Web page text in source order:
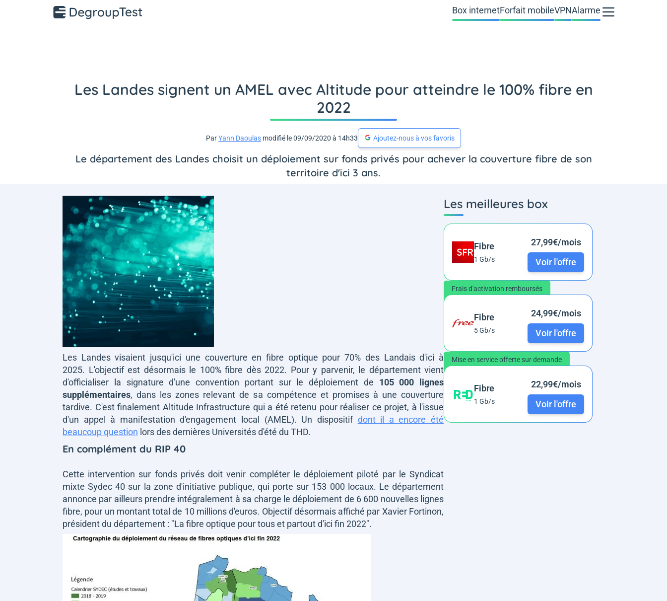
Box internetForfait mobileVPNAlarme
Les Landes signent un AMEL avec Altitude pour atteindre le 100% fibre en
2022
ParYann Daoulas modifié le 09/09/2020 à 14h33 Ajoutez-nous à vos favoris
Le département des Landes choisit un déploiement sur fonds privés pour achever la couverture fibre de son
territoire d'ici 3 ans.
Les Landes visaient jusqu'ici une couverture en fibre optique pour 70% des Landais d'ici à
2025. L'objectif est désormais le 100% fibre dès 2022. Pour y parvenir, le département vient
d'officialiser la signature d'une convention portant sur le déploiement de 105 000 lignes
supplémentaires, dans les zones relevant de sa compétence et promises à une couverture
tardive. C'est finalement Altitude Infrastructure qui a été retenu pour réaliser ce projet, à l'issue
d'un appel à manifestation d'engagement local (AMEL). Un dispositif dont il a encore été
beaucoup question lors des dernières Universités d'été du THD.
En complément du RIP 40
Cette intervention sur fonds privés doit venir compléter le déploiement piloté par le Syndicat
mixte Sydec 40 sur la zone d'initiative publique, qui porte sur 153 000 locaux. Le département
annonce par ailleurs prendre intégralement à sa charge le déploiement de 6 600 nouvelles lignes
fibre, pour un montant total de 10 millions d'euros. Objectif désormais affiché par Xavier Fortinon,
président du département : "La fibre optique pour tous et partout d'ici fin 2022".
Les meilleures box
Fibre
1 Gb/s
27,99€/mois
Voir l'offre
Frais d'activation remboursés
Fibre
5 Gb/s
24,99€/mois
Voir l'offre
Mise en service offerte sur demande
Fibre
1 Gb/s
22,99€/mois
Voir l'offre